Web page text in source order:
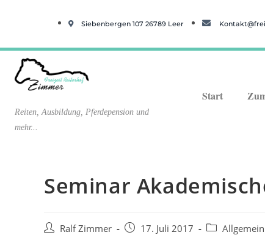
Siebenbergen 107 26789 Leer
Reiten, Ausbildung, Pferdepension und
mehr...
Start
Seminar
Ralf Zimmer 17. Juli 2017 Allgemein